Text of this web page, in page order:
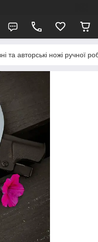
та авторські ножі ручної